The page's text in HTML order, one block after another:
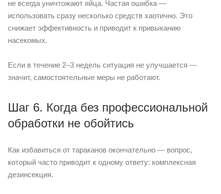
не всегда уничтожают яйца. Частая ошибка —
использовать сразу несколько средств хаотично. Это
снижает эффективность и приводит к привыканию
насекомых.
Если в течение 2–3 недель ситуация не улучшается —
значит, самостоятельные меры не работают.
Шаг 6. Когда без профессиональной
обработки не обойтись
Как избавиться от тараканов окончательно — вопрос,
который часто приводит к одному ответу: комплексная
дезинсекция.